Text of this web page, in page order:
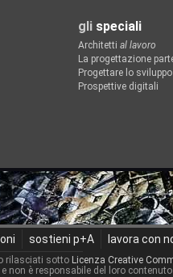
gli speciali
Architetti al lavoro
La progettazione
Progettare lo sviluppo
Prospettive digitali
sostieni p+A lavora con
rilasciati sotto Licenza Creative
non è responsabile del loro contenuto